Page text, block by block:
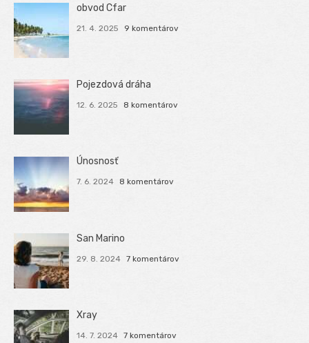
obvod Cfar
21. 4. 2025 9 komentárov
Pojezdová dráha
12. 6. 2025 8 komentárov
Únosnosť
7. 6. 2024 8 komentárov
San Marino
29. 8. 2024 7 komentárov
Xray
14. 7. 2024 7 komentárov